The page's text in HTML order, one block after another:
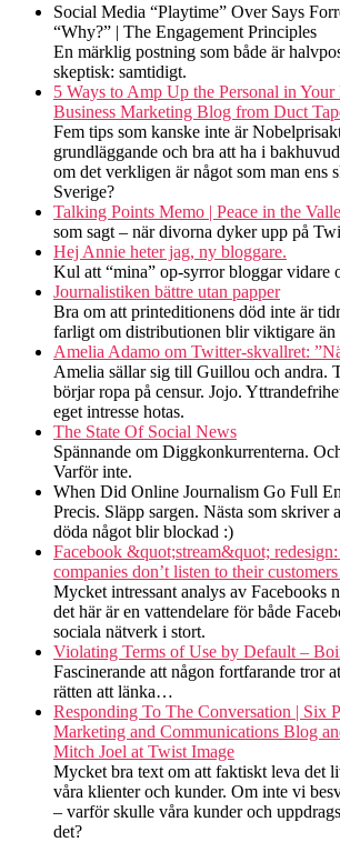
Social Media “Playtime” Over Says
“Why?” | The Engagement Principles
En märklig postning som både är
skeptisk: samtidigt.
5 Ways to Amp Up the Personal in Your
Business Marketing Blog from Duct
Fem tips som kanske inte är
grundläggande och bra att ha i
om det verkligen är något som man ens
Sverige?
Talking Points Memo | Peace in the
som sagt – när divorna dyker upp på
Hej Annie heter jag, ny bloggare.
Kul att “mina” op-syrror bloggar vidare
Journalistiken bättre utan papper
Bra om att printeditionens död inte är
farligt om distributionen blir viktigare än
Amelia Adamo om Twitter-skvallret:
Amelia sällar sig till Guillou och andra.
börjar ropa på censur. Jojo.
eget intresse hotas.
The State Of Social News
Spännande om Diggkonkurrenterna.
Varför inte.
When Did Online Journalism Go Full
Precis. Släpp sargen. Nästa som skriver
döda något blir blockad :)
Facebook &quot;stream&quot;
companies don’t listen to their
Mycket intressant analys av Facebooks
det här är en vattendelare för både
sociala nätverk i stort.
Violating Terms of Use by Default –
Fascinerande att någon fortfarande tror
rätten att länka…
Responding To The Conversation | Six
Marketing and Communications Blog
Mitch Joel at Twist Image
Mycket bra text om att faktiskt leva det
våra klienter och kunder. Om inte vi
– varför skulle våra kunder och
det?